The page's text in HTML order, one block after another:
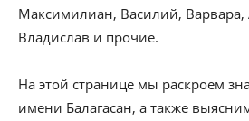
Максимилиан, Василий, Варвара,
Владислав и прочие.
На этой странице мы раскроем
имени Балагасан, а также